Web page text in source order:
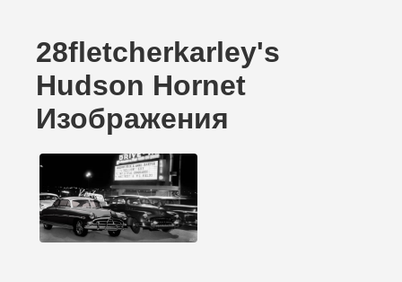
28fletcherkarley's
Hudson Hornet
Изображения